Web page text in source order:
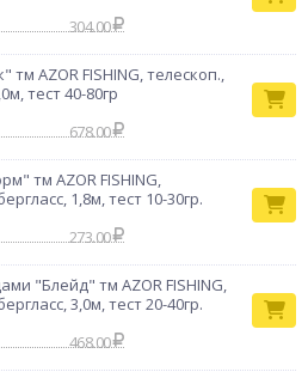
304.00
тм AZOR FISHING, телескоп.,
тест 40-80гр
678.00
тм AZOR FISHING,
1,8м, тест 10-30гр.
273.00
"Блейд" тм AZOR FISHING,
3,0м, тест 20-40гр.
468.00